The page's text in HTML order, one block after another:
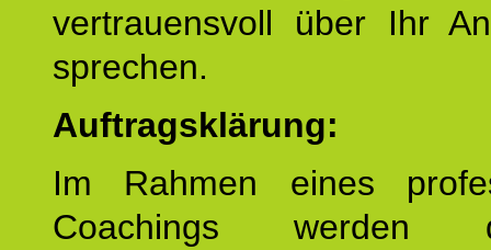
vertrauensvoll über Ihr
sprechen.
Auftragsklärung:
Im Rahmen eines
Coachings